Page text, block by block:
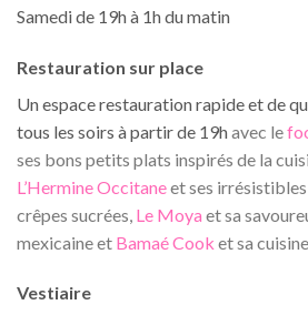
Samedi de 19h à 1h du matin
Restauration sur place
Un espace restauration rapide et de
tous les soirs à partir de 19havec le
ses bons petits plats inspirés de la
L’Hermine Occitaneet ses
crêpes sucrées, Le Moya et sa
mexicaine et Bamaé Cook et sa
Vestiaire